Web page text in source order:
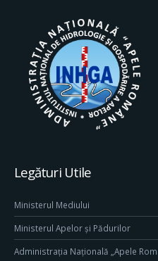
Legături Utile
Ministerul Mediului
Ministerul Apelor și Pădurilor
Administrația Națională „Apele